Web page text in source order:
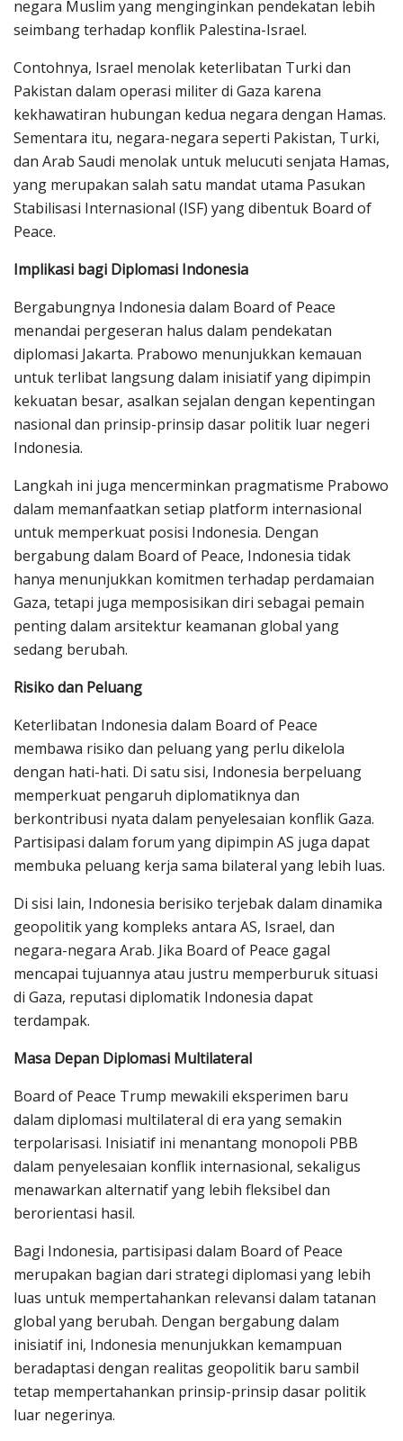
negara Muslim yang menginginkan pendekatan lebih
seimbang terhadap konflik Palestina-Israel.
Contohnya, Israel menolak keterlibatan Turki dan
Pakistan dalam operasi militer di Gaza karena
kekhawatiran hubungan kedua negara dengan Hamas.
Sementara itu, negara-negara seperti Pakistan, Turki,
dan Arab Saudi menolak untuk melucuti senjata Hamas,
yang merupakan salah satu mandat utama Pasukan
Stabilisasi Internasional (ISF) yang dibentuk Board of
Peace.
Implikasi bagi Diplomasi Indonesia
Bergabungnya Indonesia dalam Board of Peace
menandai pergeseran halus dalam pendekatan
diplomasi Jakarta. Prabowo menunjukkan kemauan
untuk terlibat langsung dalam inisiatif yang dipimpin
kekuatan besar, asalkan sejalan dengan kepentingan
nasional dan prinsip-prinsip dasar politik luar negeri
Indonesia.
Langkah ini juga mencerminkan pragmatisme Prabowo
dalam memanfaatkan setiap platform internasional
untuk memperkuat posisi Indonesia. Dengan
bergabung dalam Board of Peace, Indonesia tidak
hanya menunjukkan komitmen terhadap perdamaian
Gaza, tetapi juga memposisikan diri sebagai pemain
penting dalam arsitektur keamanan global yang
sedang berubah.
Risiko dan Peluang
Keterlibatan Indonesia dalam Board of Peace
membawa risiko dan peluang yang perlu dikelola
dengan hati-hati. Di satu sisi, Indonesia berpeluang
memperkuat pengaruh diplomatiknya dan
berkontribusi nyata dalam penyelesaian konflik Gaza.
Partisipasi dalam forum yang dipimpin AS juga dapat
membuka peluang kerja sama bilateral yang lebih luas.
Di sisi lain, Indonesia berisiko terjebak dalam dinamika
geopolitik yang kompleks antara AS, Israel, dan
negara-negara Arab. Jika Board of Peace gagal
mencapai tujuannya atau justru memperburuk situasi
di Gaza, reputasi diplomatik Indonesia dapat
terdampak.
Masa Depan Diplomasi Multilateral
Board of Peace Trump mewakili eksperimen baru
dalam diplomasi multilateral di era yang semakin
terpolarisasi. Inisiatif ini menantang monopoli PBB
dalam penyelesaian konflik internasional, sekaligus
menawarkan alternatif yang lebih fleksibel dan
berorientasi hasil.
Bagi Indonesia, partisipasi dalam Board of Peace
merupakan bagian dari strategi diplomasi yang lebih
luas untuk mempertahankan relevansi dalam tatanan
global yang berubah. Dengan bergabung dalam
inisiatif ini, Indonesia menunjukkan kemampuan
beradaptasi dengan realitas geopolitik baru sambil
tetap mempertahankan prinsip-prinsip dasar politik
luar negerinya.